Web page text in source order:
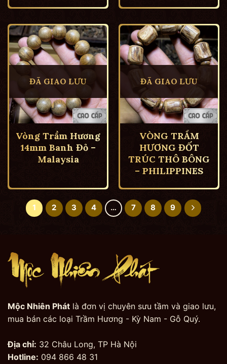
ĐÃ GIAO LƯU
Vòng Trầm Hương
14mm Banh Đỏ –
Malaysia
ĐÃ GIAO LƯU
VÒNG TRẦM
HƯƠNG ĐỐT
TRÚC THÔ BÔNG
– PHILIPPINES
1 2 3 4 … 7 8 9
Mộc Nhiên Phát là đơn vị chuyên sưu tầm và giao lưu,
mua bán các loại Trầm Hương - Kỳ Nam - Gỗ Quý.
Địa chỉ: 32 Châu Long, TP Hà Nội
Hotline: 094 866 48 31